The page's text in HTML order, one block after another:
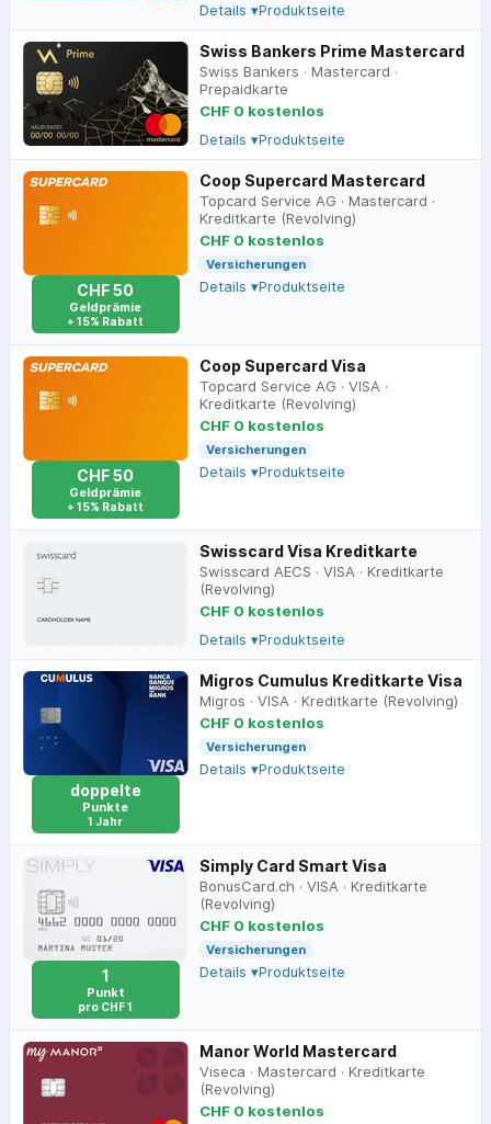
Details ▾Produktseite
Swiss Bankers Prime Mastercard
Swiss Bankers · Mastercard ·
Prepaidkarte
CHF 0 kostenlos
Details ▾Produktseite
CHF 50
Geldprämie
+ 15% Rabatt
Coop Supercard Mastercard
Topcard Service AG · Mastercard ·
Kreditkarte (Revolving)
CHF 0 kostenlos
Versicherungen
Details ▾Produktseite
CHF 50
Geldprämie
+ 15% Rabatt
Coop Supercard Visa
Topcard Service AG · VISA ·
Kreditkarte (Revolving)
CHF 0 kostenlos
Versicherungen
Details ▾Produktseite
Swisscard Visa Kreditkarte
Swisscard AECS · VISA · Kreditkarte
(Revolving)
CHF 0 kostenlos
Details ▾Produktseite
doppelte
Punkte
1 Jahr
Migros Cumulus Kreditkarte Visa
Migros · VISA · Kreditkarte (Revolving)
CHF 0 kostenlos
Versicherungen
Details ▾Produktseite
1
Punkt
pro CHF 1
Simply Card Smart Visa
BonusCard.ch · VISA · Kreditkarte
(Revolving)
CHF 0 kostenlos
Versicherungen
Details ▾Produktseite
Manor World Mastercard
Viseca · Mastercard · Kreditkarte
(Revolving)
CHF 0 kostenlos